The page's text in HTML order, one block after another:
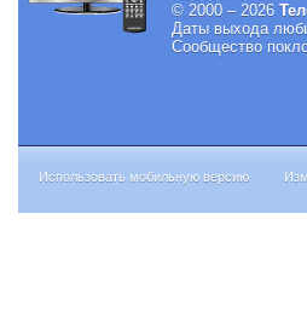
© 2000 – 2026
Даты выхода
Сообщество
Использовать мобильную версию